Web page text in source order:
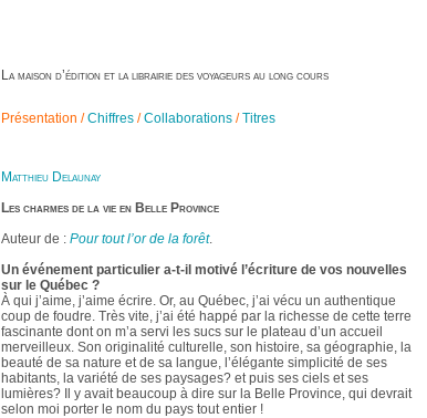
La maison d’édition et la librairie des voyageurs au long cours
Présentation /Chiffres /Collaborations /Titres
Matthieu Delaunay
Les charmes de la vie en Belle Province
Auteur de : Pour tout l’or de la forêt.
Un événement particulier a-t-il motivé l’écriture de vos nouvelles
sur le Québec ?
À qui j’aime, j’aime écrire. Or, au Québec, j’ai vécu un authentique
coup de foudre. Très vite, j’ai été happé par la richesse de cette terre
fascinante dont on m’a servi les sucs sur le plateau d’un accueil
merveilleux. Son originalité culturelle, son histoire, sa géographie, la
beauté de sa nature et de sa langue, l’élégante simplicité de ses
habitants, la variété de ses paysages? et puis ses ciels et ses
lumières? Il y avait beaucoup à dire sur la Belle Province, qui devrait
selon moi porter le nom du pays tout entier !